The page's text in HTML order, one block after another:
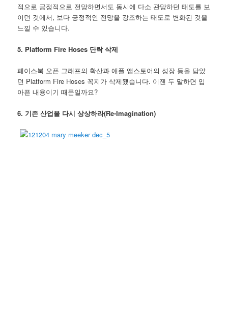
적으로 긍정적으로 전망하면서도 동시에 다소 관망하던 태도를 보
이던 것에서, 보다 긍정적인 전망을 강조하는 태도로 변화된 것을
느낄 수 있습니다.
5. Platform Fire Hoses 단락 삭제
페이스북 오픈 그래프의 확산과 애플 앱스토어의 성장 등을 담았
던 Platform Fire Hoses 꼭지가 삭제됐습니다. 이젠 두 말하면 입
아픈 내용이기 때문일까요?
6. 기존 산업을 다시 상상하라(Re-Imagination)